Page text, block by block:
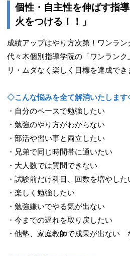
個性・自主性を伸ばす指
火をつける！！」
成績アップはやり方次第！ワンラン
代々木個別指導学院の「ワンラン
リ・ムダなく楽しく目標を達成でき
◇こんな悩みを全て解消いたします
・自分のペースで勉強したい
・勉強のやり方がわからない
・部活や習い事と両立したい
・兄弟で同じ時間帯に通いたい
・大人数では質問できない
・試験前だけ科目、回数を増やした
・楽しく勉強したい
・勉強嫌いでやる気が出ない
・今までの遅れを取り戻したい
・他塾、家庭教師で成果が出ない